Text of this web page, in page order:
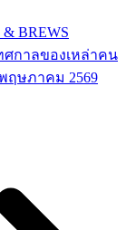
BREWS
ทศกาลของเหล่าคน
ฤษภาคม 2569